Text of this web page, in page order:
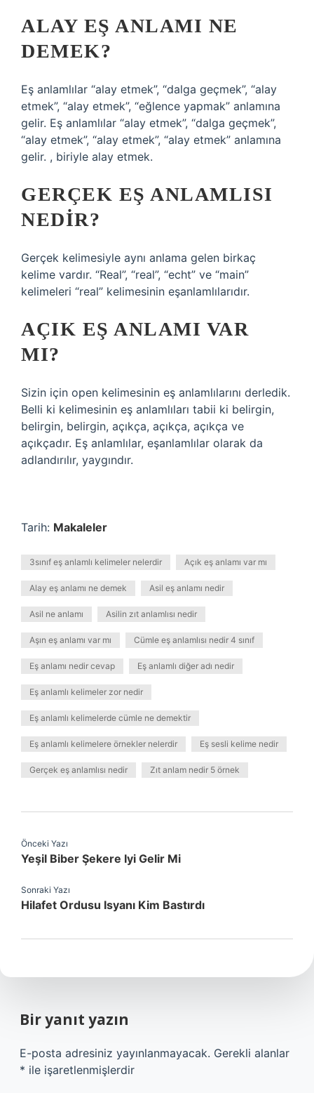
ALAY EŞ ANLAMI NE
DEMEK?
Eş anlamlılar “alay etmek”, “dalga geçmek”, “alay
etmek”, “alay etmek”, “eğlence yapmak” anlamına
gelir. Eş anlamlılar “alay etmek”, “dalga geçmek”,
“alay etmek”, “alay etmek”, “alay etmek” anlamına
gelir. , biriyle alay etmek.
GERÇEK EŞ ANLAMLISI
NEDIR?
Gerçek kelimesiyle aynı anlama gelen birkaç
kelime vardır. “Real”, “real”, “echt” ve “main”
kelimeleri “real” kelimesinin eşanlamlılarıdır.
AÇIK EŞ ANLAMI VAR
MI?
Sizin için open kelimesinin eş anlamlılarını derledik.
Belli ki kelimesinin eş anlamlıları tabii ki belirgin,
belirgin, belirgin, açıkça, açıkça, açıkça ve
açıkçadır. Eş anlamlılar, eşanlamlılar olarak da
adlandırılır, yaygındır.
Tarih: Makaleler
3sınıf eş anlamlı kelimeler nelerdir Açık eş anlamı var mı
Alay eş anlamı ne demek Asil eş anlamı nedir
Asil ne anlamı Asilin zıt anlamlısı nedir
Aşın eş anlamı var mı Cümle eş anlamlısı nedir 4 sınıf
Eş anlamı nedir cevap Eş anlamlı diğer adı nedir
Eş anlamlı kelimeler zor nedir
Eş anlamlı kelimelerde cümle ne demektir
Eş anlamlı kelimelere örnekler nelerdir Eş sesli kelime nedir
Gerçek eş anlamlısı nedir Zıt anlam nedir 5 örnek
Önceki Yazı
Yeşil Biber Şekere Iyi Gelir Mi
Sonraki Yazı
Hilafet Ordusu Isyanı Kim Bastırdı
Bir yanıt yazın
E-posta adresiniz yayınlanmayacak. Gerekli alanlar
* ile işaretlenmişlerdir